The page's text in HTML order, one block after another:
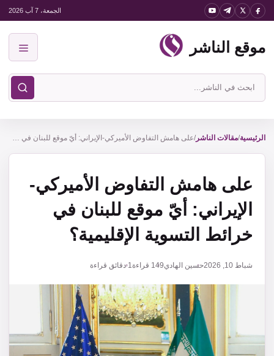
انتقل
المحتوى
الجمعة، 7 آب 2026
موقع الناشر
ابحث
في
الناشر
الرئيسية/مقالات الناشر/ على هامش التفاوض الأميركي-الإيراني: أيّ موقع للبنان في خرائط التسوية الإقليمية؟
على هامش التفاوض الأميركي-
الإيراني: أيّ موقع للبنان في
خرائط التسوية الإقليمية؟
شباط 10, 2026 حسين الهادي149 قراءة1 دقائق قراءة